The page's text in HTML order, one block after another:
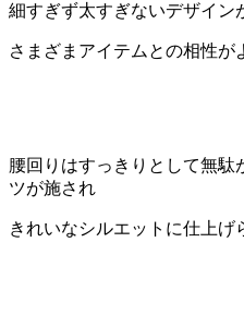
細すぎず太すぎないデザイン
さまざまアイテムとの相性が
腰回りはすっきりとして無駄
ツが施され
きれいなシルエットに仕上げ